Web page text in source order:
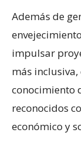
Además de
impulsar
más
conocimiento
reconocidos
económico y